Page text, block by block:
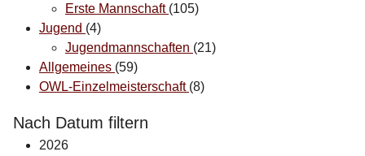
Erste Mannschaft (105)
Jugend (4)
Jugendmannschaften (21)
Allgemeines (59)
OWL-Einzelmeisterschaft (8)
Nach Datum filtern
2026